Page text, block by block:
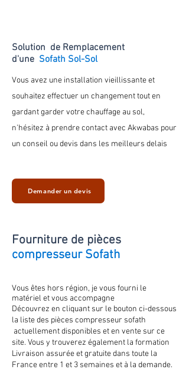
Solution de Remplacement
d'une Sofath Sol-Sol
Vous avez une installation vieillissante et
souhaitez effectuer un changement tout en
gardantgarder votre chauffage au sol,
n'hésitez à prendre contact avec Akwabas pour
un conseil ou devis dans les meilleurs delais
Demander un devis
Fourniture de pièces
compresseur Sofath
Vous êtes hors région, je vous fourni le
matériel et vous accompagne
Découvrez en cliquant sur le bouton ci-dessous
la liste des pièces compresseur sofath
actuellement disponibles et en vente sur ce
site. Vous y trouverez également la formation
Livraison assurée et gratuite dans toute la
France entre 1 et 3 semaines et à la demande.